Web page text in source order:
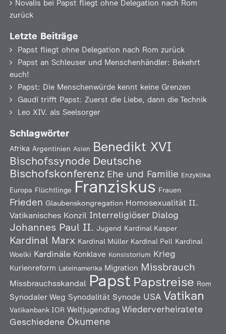
Novalis bei Papst fliegt ohne Delegation nach Rom
zurück
Letzte Beiträge
Papst fliegt ohne Delegation nach Rom zurück
Papst an Schleuser und Menschenhändler: Bekehrt
euch!
Papst: Die Menschenwürde kennt keine Grenzen
Gaudí trifft Papst: Zuerst die Liebe, dann die Technik
Leo XIV. als Seelsorger
Schlagwörter
Afrika Argentinien Asien Benedikt XVI
Bischofssynode Deutsche
Bischofskonferenz Ehe und Familie Enzyklika
Europa Flüchtlinge Franziskus Frauen
Frieden Glaubenskongregation Homosexualität II.
Vatikanisches Konzil Interreligiöser Dialog
Johannes Paul II. Jugend Kardinal Kasper
Kardinal Marx Kardinal Müller Kardinal Pell Kardinal
Woelki Kardinäle Konklave Konsistorium Krieg
Kurienreform Lateinamerika Migration Missbrauch
Missbrauchsskandal Papst Papstreise Rom
Synodaler Weg Synodalität Synode USA Vatikan
Vatikanbank IOR Weltjugendtag Wiederverheiratete
Geschiedene Ökumene